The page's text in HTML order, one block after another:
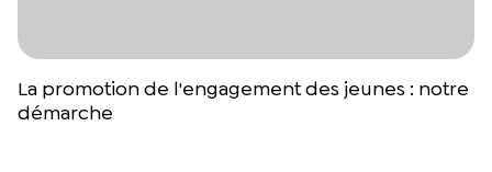
La promotion de l'engagement des jeunes : notre
démarche